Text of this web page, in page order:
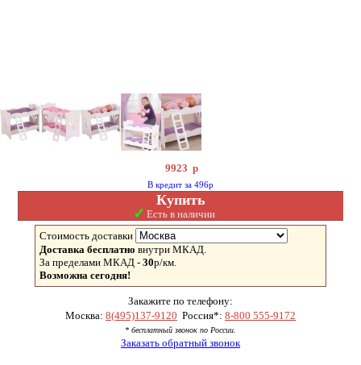
9923 р
В кредит за 496р
Купить
✓ Есть в наличии
Стоимость доставки
Доставка бесплатно внутри МКАД.
За пределами МКАД - 30р/км.
Возможна сегодня!
Закажите по телефону:
Москва: 8(495)137-9120 Россия*: 8-800 555-9172
* бесплатный звонок по России.
Заказать обратный звонок